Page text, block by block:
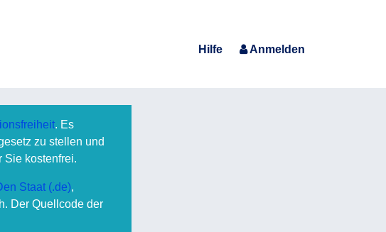
Hilfe Anmelden
. Es
zu stellen und
Sie kostenfrei.
Staat (.de),
Der Quellcode der